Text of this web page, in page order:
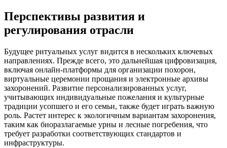
Перспективы развития и
регулирования отрасли
Будущее ритуальных услуг видится в нескольких ключевых
направлениях. Прежде всего, это дальнейшая цифровизация,
включая онлайн-платформы для организации похорон,
виртуальные церемонии прощания и электронные архивы
захоронений. Развитие персонализированных услуг,
учитывающих индивидуальные пожелания и культурные
традиции усопшего и его семьи, также будет играть важную
роль. Растет интерес к экологичным вариантам захоронения,
таким как биоразлагаемые урны и лесные погребения, что
требует разработки соответствующих стандартов и
инфраструктуры.